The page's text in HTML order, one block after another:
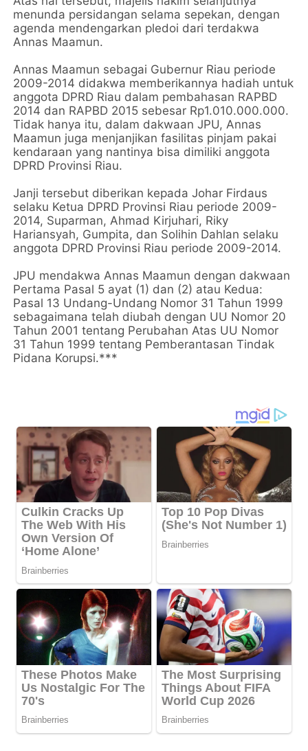
menunda persidangan selama sepekan, dengan
agenda mendengarkan pledoi dari terdakwa
Annas Maamun.
Annas Maamun sebagai Gubernur Riau periode
2009-2014 didakwa memberikannya hadiah untuk
anggota DPRD Riau dalam pembahasan RAPBD
2014 dan RAPBD 2015 sebesar Rp1.010.000.000.
Tidak hanya itu, dalam dakwaan JPU, Annas
Maamun juga menjanjikan fasilitas pinjam pakai
kendaraan yang nantinya bisa dimiliki anggota
DPRD Provinsi Riau.
Janji tersebut diberikan kepada Johar Firdaus
selaku Ketua DPRD Provinsi Riau periode 2009-
2014, Suparman, Ahmad Kirjuhari, Riky
Hariansyah, Gumpita, dan Solihin Dahlan selaku
anggota DPRD Provinsi Riau periode 2009-2014.
JPU mendakwa Annas Maamun dengan dakwaan
Pertama Pasal 5 ayat (1) dan (2) atau Kedua:
Pasal 13 Undang-Undang Nomor 31 Tahun 1999
sebagaimana telah diubah dengan UU Nomor 20
Tahun 2001 tentang Perubahan Atas UU Nomor
31 Tahun 1999 tentang Pemberantasan Tindak
Pidana Korupsi.***